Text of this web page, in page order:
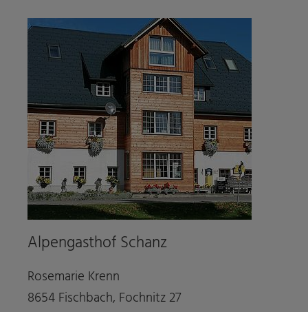
Alpengasthof Schanz
Rosemarie Krenn
8654 Fischbach, Fochnitz 27